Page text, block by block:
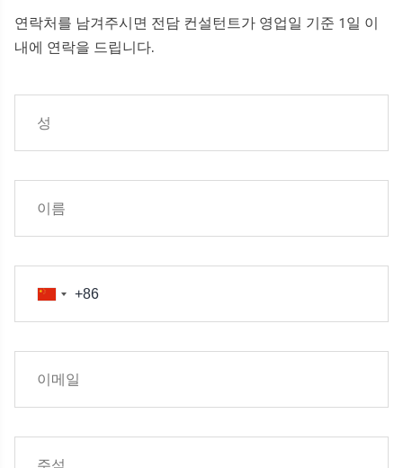
연락처를 남겨주시면 전담 컨설턴트가 영업일 기준 1일 이
내에 연락을 드립니다.